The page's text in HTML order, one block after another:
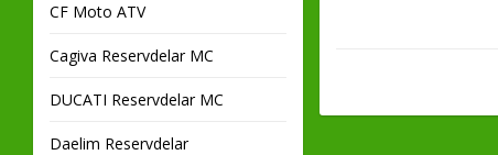
CF Moto ATV
Cagiva Reservdelar MC
DUCATI Reservdelar MC
Daelim Reservdelar